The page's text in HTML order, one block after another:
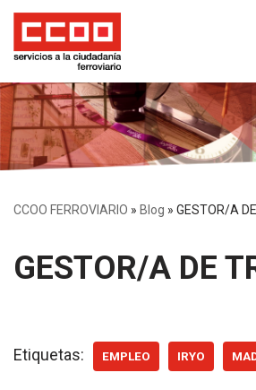
Saltar
contenido
CCOO FERROVIARIO » Blog » GESTOR/A
GESTOR/A DE
Etiquetas: EMPLEO IRYO